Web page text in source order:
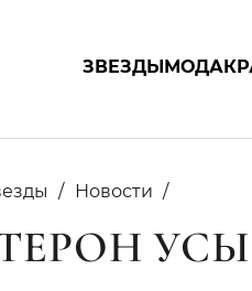
ЗВЕЗДЫМОДА
Новости